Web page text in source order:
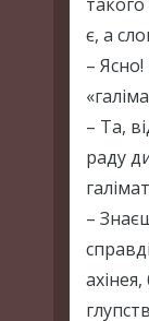
є, а
– Ясно!
– Та,
раду
–